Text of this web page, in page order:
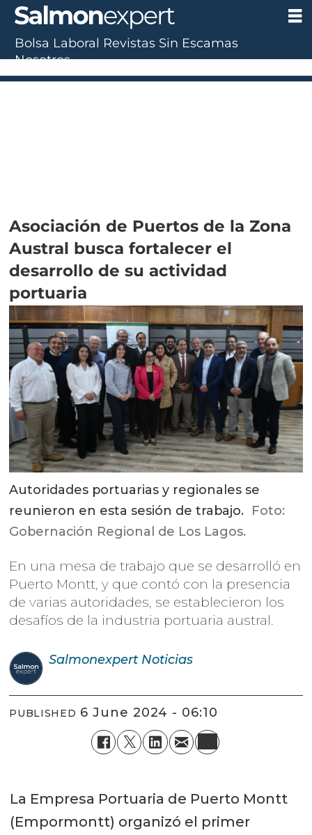
Asociación de Puertos de la Zona
Austral busca fortalecer el
desarrollo de su actividad
portuaria
Autoridades portuarias y regionales se
reunieron en esta sesión de trabajo. Foto:
Gobernación Regional de Los Lagos.
En una mesa de trabajo que se desarrolló en
Puerto Montt, y que contó con la presencia
de varias autoridades, se establecieron los
desafíos de la industria portuaria austral.
Salmonexpert Noticias
PUBLISHED 6 June 2024 - 06:10
La Empresa Portuaria de Puerto Montt
(Empormontt) organizó el primer
Bolsa Laboral Revistas Sin Escamas
Nosotros